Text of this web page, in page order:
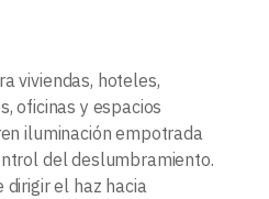
viviendas, hoteles,
oficinas y espacios
iluminación empotrada
del deslumbramiento.
el haz hacia